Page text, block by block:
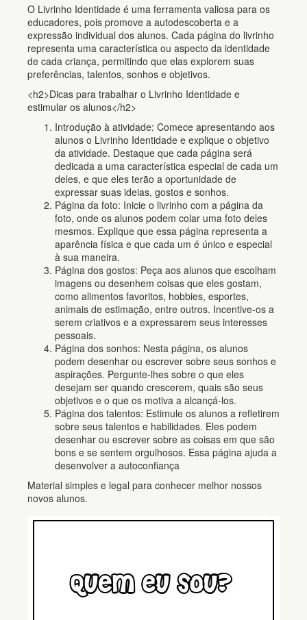
O Livrinho Identidade é uma ferramenta valiosa para os
educadores, pois promove a autodescoberta e a
expressão individual dos alunos. Cada página do livrinho
representa uma característica ou aspecto da identidade
de cada criança, permitindo que elas explorem suas
preferências, talentos, sonhos e objetivos.
<h2>Dicas para trabalhar o Livrinho Identidade e
estimular os alunos</h2>
Introdução à atividade: Comece apresentando aos
alunos o Livrinho Identidade e explique o objetivo
da atividade. Destaque que cada página será
dedicada a uma característica especial de cada um
deles, e que eles terão a oportunidade de
expressar suas ideias, gostos e sonhos.
Página da foto: Inicie o livrinho com a página da
foto, onde os alunos podem colar uma foto deles
mesmos. Explique que essa página representa a
aparência física e que cada um é único e especial
à sua maneira.
Página dos gostos: Peça aos alunos que escolham
imagens ou desenhem coisas que eles gostam,
como alimentos favoritos, hobbies, esportes,
animais de estimação, entre outros. Incentive-os a
serem criativos e a expressarem seus interesses
pessoais.
Página dos sonhos: Nesta página, os alunos
podem desenhar ou escrever sobre seus sonhos e
aspirações. Pergunte-lhes sobre o que eles
desejam ser quando crescerem, quais são seus
objetivos e o que os motiva a alcançá-los.
Página dos talentos: Estimule os alunos a refletirem
sobre seus talentos e habilidades. Eles podem
desenhar ou escrever sobre as coisas em que são
bons e se sentem orgulhosos. Essa página ajuda a
desenvolver a autoconfiança
Material simples e legal para conhecer melhor nossos
novos alunos.